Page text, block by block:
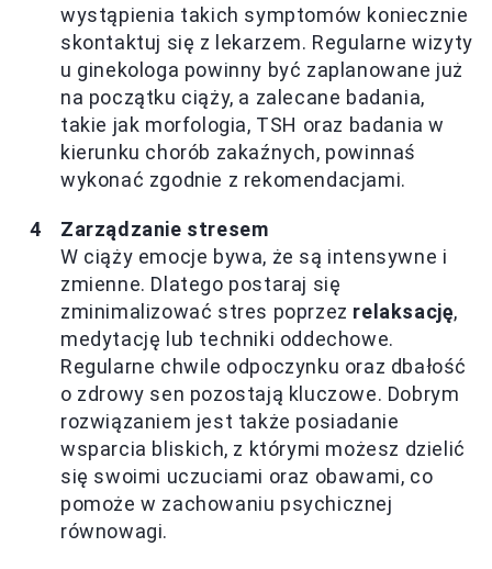
wystąpienia takich symptomów koniecznie
skontaktuj się z lekarzem. Regularne wizyty
u ginekologa powinny być zaplanowane już
na początku ciąży, a zalecane badania,
takie jak morfologia, TSH oraz badania w
kierunku chorób zakaźnych, powinnaś
wykonać zgodnie z rekomendacjami.
Zarządzanie stresem
W ciąży emocje bywa, że są intensywne i
zmienne. Dlatego postaraj się
zminimalizować stres poprzez relaksację,
medytację lub techniki oddechowe.
Regularne chwile odpoczynku oraz dbałość
o zdrowy sen pozostają kluczowe. Dobrym
rozwiązaniem jest także posiadanie
wsparcia bliskich, z którymi możesz dzielić
się swoimi uczuciami oraz obawami, co
pomoże w zachowaniu psychicznej
równowagi.